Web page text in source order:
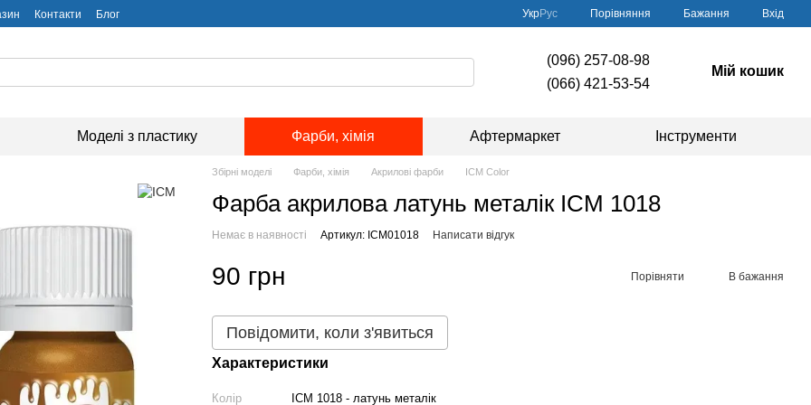
Контакти Блог УкрРус Порівняння Бажання Вхід
(096) 257-08-98
(066) 421-53-54
Мій кошик
Моделі з пластику Фарби, хімія Афтермаркет Інструменти
Збірні моделі Фарби, хімія Акрилові фарби ICM Color
Фарба акрилова латунь металік ICM 1018
Немає в наявності Артикул: ICM01018 Написати відгук
90 грн Порівняти В бажання
Повідомити, коли з'явиться
Характеристики
Колір
ICM 1018 - латунь металік